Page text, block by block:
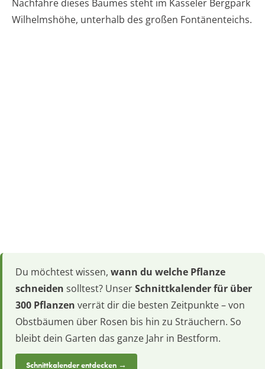
Nachfahre dieses Baumes steht im Kasseler Bergpark
Wilhelmshöhe, unterhalb des großen Fontänenteichs.
Du möchtest wissen, wann du welche Pflanze
schneiden solltest? UnserSchnittkalender für über
300 Pflanzen verrät dir die besten Zeitpunkte – von
Obstbäumen über Rosen bis hin zu Sträuchern. So
bleibt dein Garten das ganze Jahr in Bestform.
Schnittkalender entdecken →